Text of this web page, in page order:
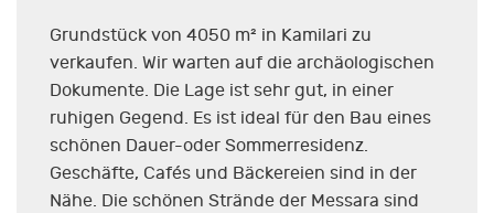
Grundstück von 4050 m² in Kamilari zu
verkaufen. Wir warten auf die archäologischen
Dokumente. Die Lage ist sehr gut, in einer
ruhigen Gegend. Es ist ideal für den Bau eines
schönen Dauer-oder Sommerresidenz.
Geschäfte, Cafés und Bäckereien sind in der
Nähe. Die schönen Strände der Messara sind